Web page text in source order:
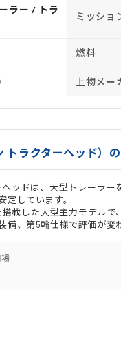
ラー / トラ
ミッショ
燃料
上物メー
トラクターヘッド）
ッドは、大型トレーラー
定しています。
載した大型主力モデル
、第5輪仕様で評価が変